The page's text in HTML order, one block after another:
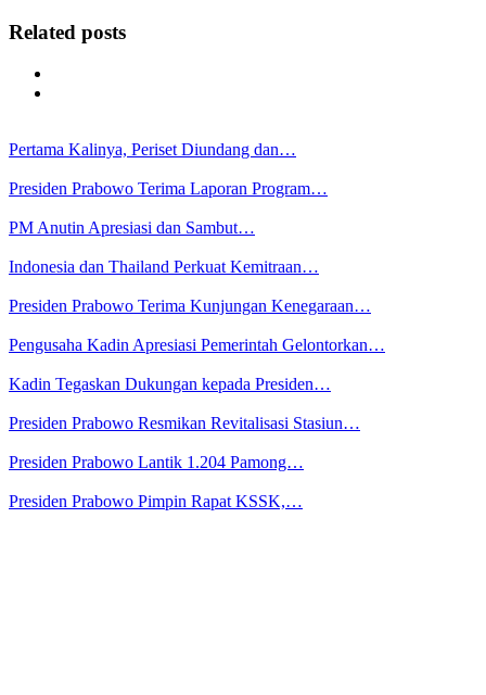
Related posts
Pertama Kalinya, Periset Diundang dan…
Presiden Prabowo Terima Laporan Program…
PM Anutin Apresiasi dan Sambut…
Indonesia dan Thailand Perkuat Kemitraan…
Presiden Prabowo Terima Kunjungan Kenegaraan…
Pengusaha Kadin Apresiasi Pemerintah Gelontorkan…
Kadin Tegaskan Dukungan kepada Presiden…
Presiden Prabowo Resmikan Revitalisasi Stasiun…
Presiden Prabowo Lantik 1.204 Pamong…
Presiden Prabowo Pimpin Rapat KSSK,…